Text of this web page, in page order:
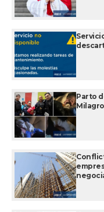
Parto